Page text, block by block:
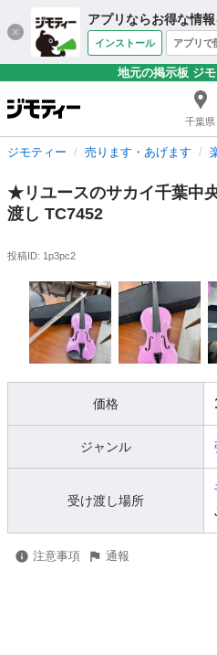
アプリならお得な情
インストール アプリで
地元の掲示板 ジ
千葉県
ジモティー 売ります・あげます
★リユースのサカイ千葉中
渡し TC7452
投稿ID: 1p3pc2
価格
ジャンル
受け渡し場所
注意事項 通報